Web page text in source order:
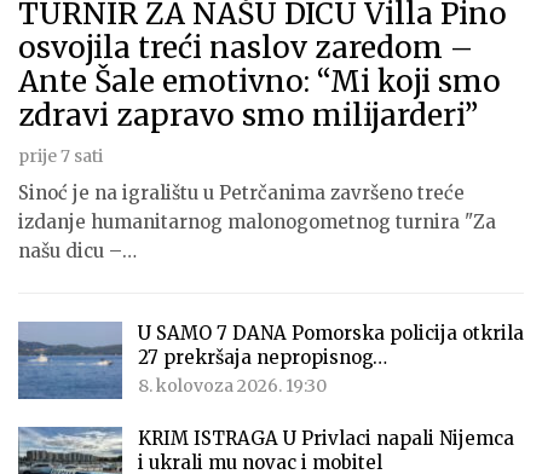
TURNIR ZA NAŠU DICU Villa Pino
osvojila treći naslov zaredom –
Ante Šale emotivno: “Mi koji smo
zdravi zapravo smo milijarderi”
prije 7 sati
Sinoć je na igralištu u Petrčanima završeno treće
izdanje humanitarnog malonogometnog turnira "Za
našu dicu –…
U SAMO 7 DANA Pomorska policija otkrila
27 prekršaja nepropisnog…
8. kolovoza 2026. 19:30
KRIM ISTRAGA U Privlaci napali Nijemca
i ukrali mu novac i mobitel